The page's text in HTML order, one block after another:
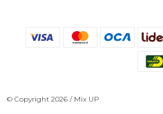
© Copyright 2026 / Mix UP